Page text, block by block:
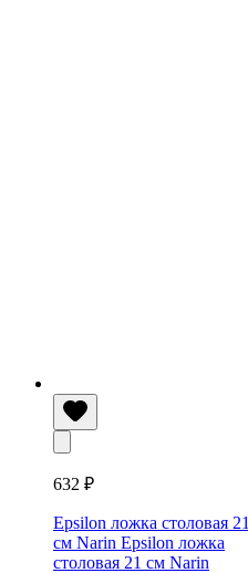
632 ₽
Epsilon ложка столовая 21
см Narin Epsilon ложка
столовая 21 см Narin